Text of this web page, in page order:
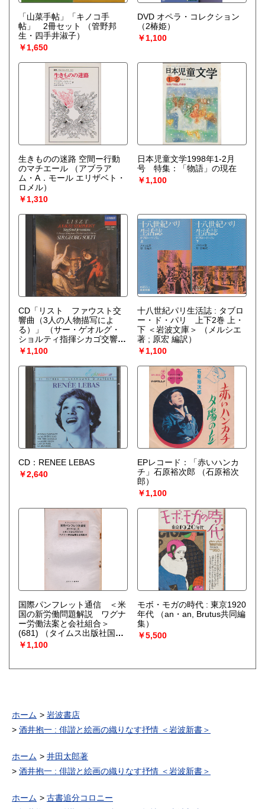
「山菜手帖」「キノコ手
帖」 2冊セット
（管野邦
生・四手井淑子）
￥1,650
DVD オペラ・コレクション
（2椿姫）
￥1,100
生きものの迷路 空間ー行動
のマチエール
（アブラア
ム・A．モール エリザベト・
ロメル）
￥1,310
日本児童文学1998年1-2月
号 特集：「物語」の現在
￥1,100
CD「リスト ファウスト交
響曲（3人の人物描写によ
る）」
（サー・ゲオルグ・
ショルティ指揮シカゴ交響楽
団）
￥1,100
十八世紀パリ生活誌 : タブロ
ー・ド・パリ 上下2巻 上・
下 ＜岩波文庫＞
（メルシエ
著 ; 原宏 編訳）
￥1,100
CD：RENEE LEBAS
￥2,640
EPレコード：「赤いハンカ
チ」石原裕次郎
（石原裕次
郎）
￥1,100
国際パンフレット通信 ＜米
国の新労働問題解説 ワグナ
ー労働法案と会社組合＞
(681)
（タイムス出版社国際
パンフレット通信部 [編]）
￥1,100
モボ・モガの時代 : 東京1920
年代
（an・an, Brutus共同編
集）
￥5,500
ホーム
岩波書店
酒井抱一 : 俳諧と絵画の織りなす抒情 ＜岩波新書＞
ホーム
井田太郎著
酒井抱一 : 俳諧と絵画の織りなす抒情 ＜岩波新書＞
ホーム
古書追分コロニー